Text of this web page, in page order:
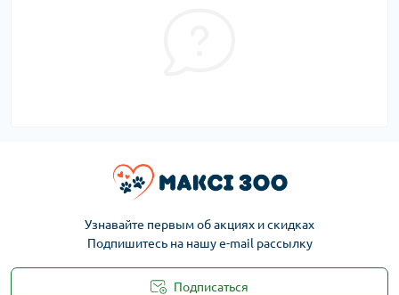
Узнавайте первым об акциях и скидках
Подпишитесь на нашу e-mail рассылку
Подписаться